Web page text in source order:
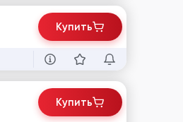
Купить
Купить